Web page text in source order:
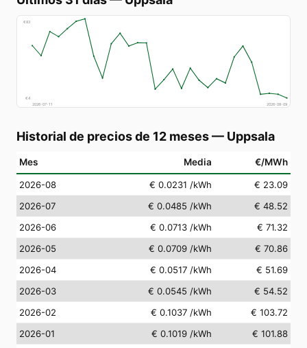
€83
€4
2026-07-11
2026-08-09
Historial de precios de 12 meses— Uppsala
Mes Media €/MWh
2026-08 € 0.0231 /kWh
€ 23.09
2026-07
€ 0.0485 /kWh
€ 48.52
2026-06
€ 0.0713 /kWh
€ 71.32
2026-05
€ 0.0709 /kWh
€ 70.86
2026-04
€ 0.0517 /kWh
€ 51.69
2026-03
€ 0.0545 /kWh
€ 54.52
2026-02
€ 0.1037 /kWh
€ 103.72
2026-01
€ 0.1019 /kWh
€ 101.88